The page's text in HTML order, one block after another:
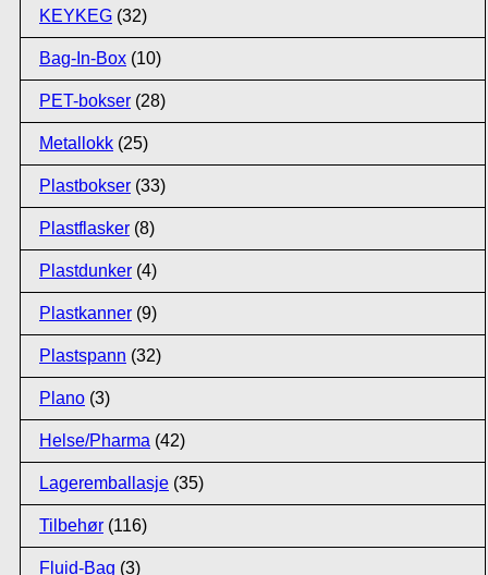
KEYKEG (32)
Bag-In-Box (10)
PET-bokser (28)
Metallokk (25)
Plastbokser (33)
Plastflasker (8)
Plastdunker (4)
Plastkanner (9)
Plastspann (32)
Plano (3)
Helse/Pharma (42)
Lageremballasje (35)
Tilbehør (116)
Fluid-Bag (3)